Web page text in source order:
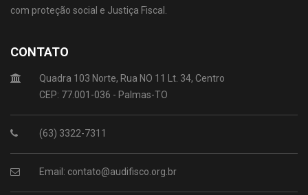
com proteção social e Justiça Fiscal.
CONTATO
Quadra 103 Norte, Rua NO 11 Lt. 34, Centro
CEP: 77.001-036 - Palmas-TO
(63) 3322-7311
Email: contato@audifisco.org.br